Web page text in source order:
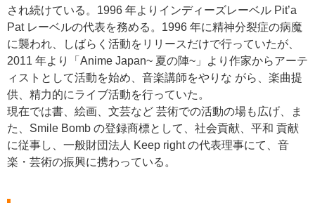
され続けている。1996 年よりインディーズレーベル Pit’a
Pat レーベルの代表を務める。1996 年に精神分裂症の病魔
に襲われ、しばらく活動をリリースだけで行っていたが、
2011 年より「Anime Japan~ 夏の陣~」より作家からアーテ
ィストとして活動を始め、音楽講師をやりな がら、楽曲提
供、精力的にライブ活動を行っていた。
現在では書、絵画、文芸など 芸術での活動の場も広げ、ま
た、Smile Bomb の登録商標として、社会貢献、平和 貢献
に従事し、一般財団法人 Keep right の代表理事にて、音
楽・芸術の振興に携わっている。